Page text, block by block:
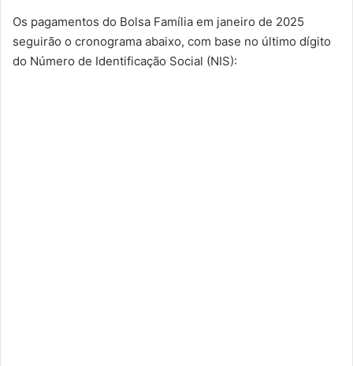
Os pagamentos do Bolsa Família em janeiro de 2025
seguirão o cronograma abaixo, com base no último dígito
do Número de Identificação Social (NIS):